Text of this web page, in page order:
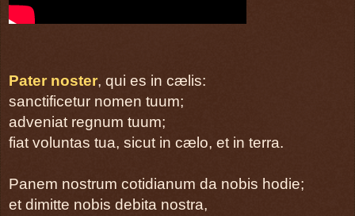
(Cum iubilo)
página 13
Colletta
página 17
LITURGIA VERBI
Pater noster, qui es in cælis:
sanctificetur nomen tuum;
adveniat regnum tuum;
fiat voluntas tua, sicut in cælo, et in terra.
Panem nostrum cotidianum da nobis hodie;
et dimitte nobis debita nostra,